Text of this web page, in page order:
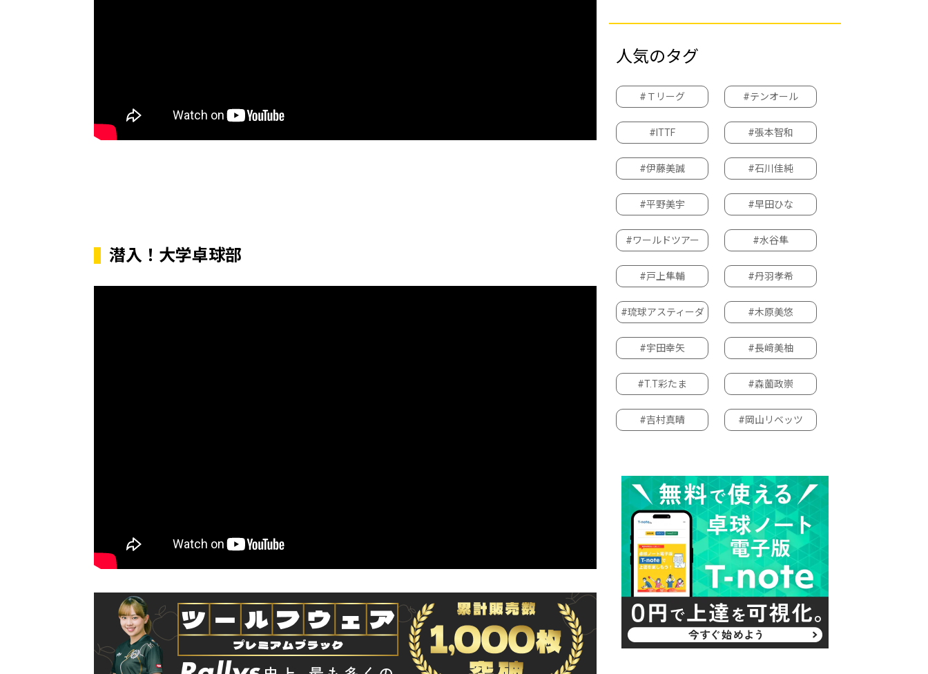
潜入！大学卓球部
人気のタグ
#Ｔリーグ #テンオール
#ITTF #張本智和
#伊藤美誠 #石川佳純
#平野美宇 #早田ひな
#ワールドツアー #水谷隼
#戸上隼輔 #丹羽孝希
#琉球アスティーダ #木原美悠
#宇田幸矢 #長﨑美柚
#T.T彩たま #森薗政崇
#吉村真晴 #岡山リベッツ